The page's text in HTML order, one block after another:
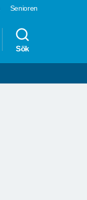
Senioren
Sök